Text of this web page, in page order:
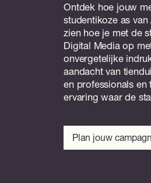
Ontdek hoe jouw
studentikoze as
zien hoe je met de
Digital Media op
onvergetelijke
aandacht van
en professionals en
ervaring waar de
Plan jouw